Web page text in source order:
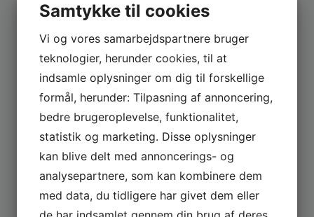
Mærkedahl
Samtykke til cookies
Vi og vores samarbejdspartnere bruger
teknologier, herunder cookies, til at
indsamle oplysninger om dig til forskellige
formål, herunder: Tilpasning af annoncering,
bedre brugeroplevelse, funktionalitet,
statistik og marketing. Disse oplysninger
kan blive delt med annoncerings- og
analysepartnere, som kan kombinere dem
med data, du tidligere har givet dem eller